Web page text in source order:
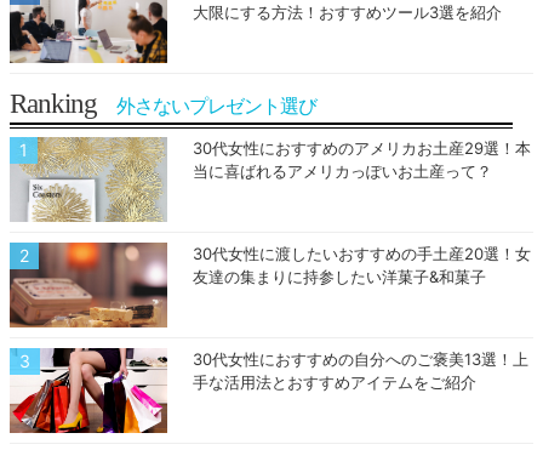
大限にする方法！おすすめツール3選を紹介
Ranking 外さないプレゼント選び
30代女性におすすめのアメリカお土産29選！本
当に喜ばれるアメリカっぽいお土産って？
30代女性に渡したいおすすめの手土産20選！女
友達の集まりに持参したい洋菓子&和菓子
30代女性におすすめの自分へのご褒美13選！上
手な活用法とおすすめアイテムをご紹介